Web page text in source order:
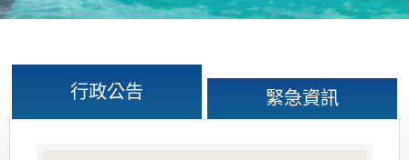
行政公告 緊急資訊